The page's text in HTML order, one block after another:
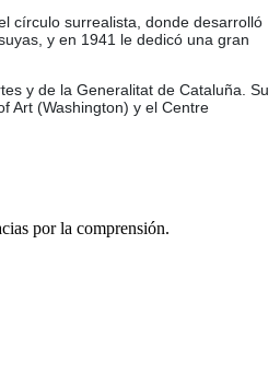
círculo surrealista, donde desarrolló
y en 1941 le dedicó una gran
y de la Generalitat de Cataluña. Su
Art (Washington) y el Centre
por la comprensión.